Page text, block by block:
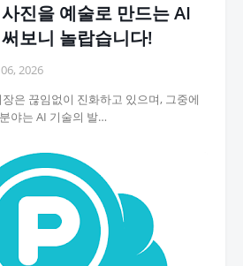
진을 예술로 만드는 AI
보니 놀랍습니다!
2026
은 끊임없이 진화하고 있으며, 그중에
야는 AI 기술의 발…